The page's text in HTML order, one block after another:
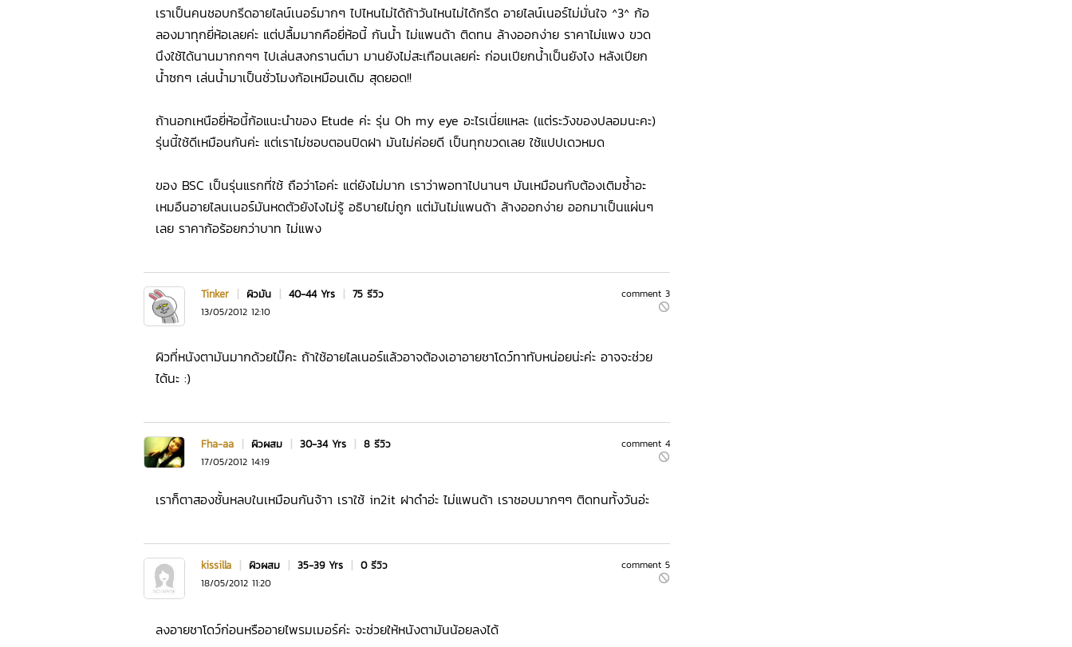
เราเป็นคนชอบกรีดอายไลน์เนอร์มากๆ ไปไหนไม่ได้ถ้าวันไหนไม่ได้กรีด อายไลน์เนอร์ไม่มั่นใจ ^3^ ก้อ
ลองมาทุกยี่ห้อเลยค่ะ แต่ปลื้มมากคือยี่ห้อนี้ กันน้ำ ไม่แพนด้า ติดทน ล้างออกง่าย ราคาไม่แพง ขวด
นึงใช้ได้นานมากกๆๆ ไปเล่นสงกรานต์มา มานยังไม่สะเทือนเลยค่ะ ก่อนเปียกน้ำเป็นยังไง หลังเปียก
น้ำซกๆ เล่นน้ำมาเป็นชั่วโมงก้อเหมือนเดิม สุดยอด!!
ถ้านอกเหนือยี่ห้อนี้ก้อแนะนำของ Etude ค่ะ รุ่น Oh my eye อะไรเนี่ยแหละ (แต่ระวังของปลอมนะคะ)
รุ่นนี้ใช้ดีเหมือนกันค่ะ แต่เราไม่ชอบตอนปิดฝา มันไม่ค่อยดี เป็นทุกขวดเลย ใช้แปปเดวหมด
ของ BSC เป็นรุ่นแรกที่ใช้ ถือว่าโอค่ะ แต่ยังไม่มาก เราว่าพอทาไปนานๆ มันเหมือนกับต้องเติมซ้ำอะ
เหมอืนอายไลนเนอร์มันหดตัวยังไงไม่รู้ อธิบายไม่ถูก แต่มันไม่แพนด้า ล้างออกง่าย ออกมาเป็นแผ่นๆ
เลย ราคาก้อร้อยกว่าบาท ไม่แพง
comment 3
Tinker | ผิวมัน | 40-44 Yrs | 75 รีวิว
13/05/2012 12:10
ผิวที่หนังตามันมากด้วยไม๊คะ ถ้าใช้อายไลเนอร์แล้วอาจต้องเอาอายชาโดว์ทาทับหน่อยน่ะค่ะ อาจจะช่วย
ได้นะ :)
comment 4
Fha-aa | ผิวผสม | 30-34 Yrs | 8 รีวิว
17/05/2012 14:19
เราก็ตาสองชั้นหลบในเหมือนกันจ้าา เราใช้ in2it ฝาดำอ่ะ ไม่แพนด้า เราชอบมากๆๆ ติดทนทั้งวันอ่ะ
comment 5
kissilla | ผิวผสม | 35-39 Yrs | 0 รีวิว
18/05/2012 11:20
ลงอายชาโดว์ก่อนหรืออายไพรมเมอร์ค่ะ จะช่วยให้หนังตามันน้อยลงได้